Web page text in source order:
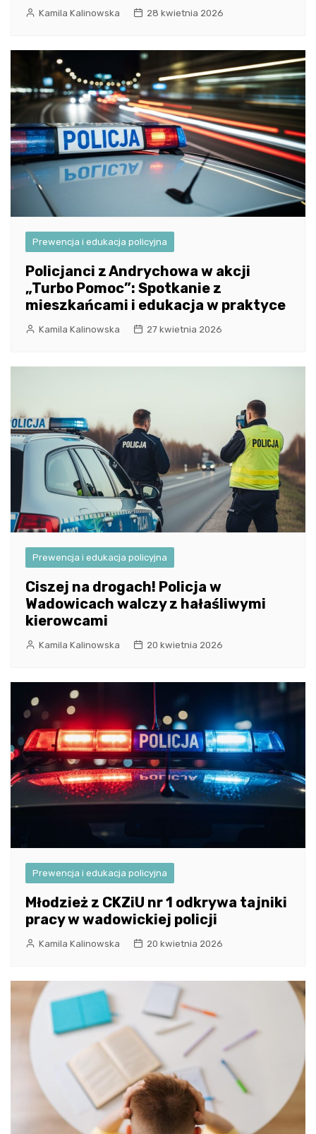
Kamila Kalinowska 28 kwietnia 2026
Prewencja i edukacja policyjna
Policjanci z Andrychowa w akcji
„Turbo Pomoc”: Spotkanie z
mieszkańcami i edukacja w praktyce
Kamila Kalinowska 27 kwietnia 2026
Prewencja i edukacja policyjna
Ciszej na drogach! Policja w
Wadowicach walczy z hałaśliwymi
kierowcami
Kamila Kalinowska 20 kwietnia 2026
Prewencja i edukacja policyjna
Młodzież z CKZiU nr 1 odkrywa tajniki
pracy w wadowickiej policji
Kamila Kalinowska 20 kwietnia 2026